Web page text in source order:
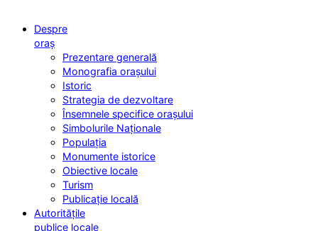
Despre
oraș
Prezentare generală
Monografia orașului
Istoric
Strategia de dezvoltare
Însemnele specifice orașului
Simbolurile Naționale
Populația
Monumente istorice
Obiective locale
Turism
Publicație locală
Autoritățile
publice locale